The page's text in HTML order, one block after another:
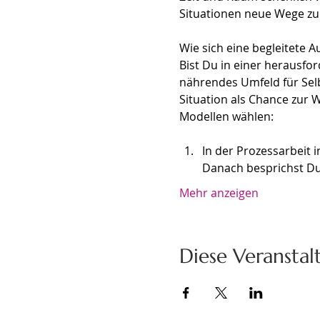
Situationen neue Wege
Wie sich eine begleitete
Bist Du in einer
nährendes Umfeld für
Situation als Chance zur
Modellen wählen:
In der Prozessarbeit
Danach besprichst
Mehr anzeigen
Diese